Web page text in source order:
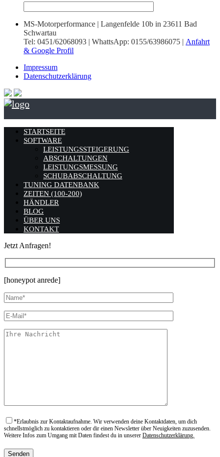
MS-Motorperformance | Langenfelde 10b in 23611 Bad
Schwartau
Tel: 0451/62068093 | WhattsApp: 0155/63986075 | Anfahrt
& Google Profil
Impressum
Datenschutzerklärung
STARTSEITE
SOFTWARE
LEISTUNGSSTEIGERUNG
ABSCHALTUNGEN
LEISTUNGSMESSUNG
SCHUBABSCHALTUNG
TUNING DATENBANK
ZEITEN (100-200)
HÄNDLER
BLOG
ÜBER UNS
KONTAKT
Jetzt Anfragen!
[honeypot anrede]
*Erlaubnis zur Kontaktaufnahme. Wir verwenden deine Kontaktdaten, um dich
schnellstmöglich zu kontaktieren oder dir einen Newsletter über Neuigkeiten zuzusenden.
Weitere Infos zum Umgang mit Daten findest du in unserer Datenschutzerklärung.